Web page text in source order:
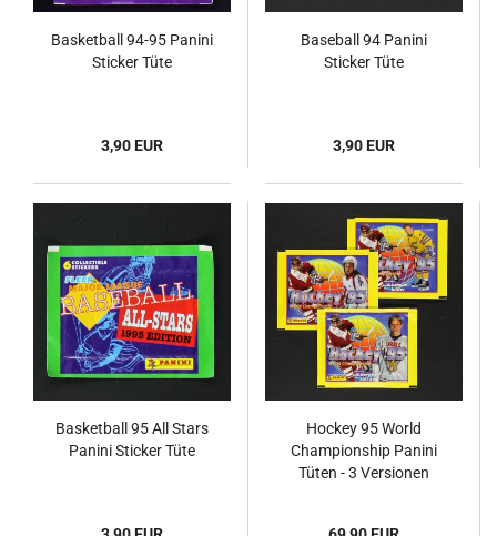
Basketball 94-95 Panini
Sticker Tüte
3,90 EUR
Baseball 94 Panini
Sticker Tüte
3,90 EUR
Basketball 95 All Stars
Panini Sticker Tüte
Hockey 95 World
Championship Panini
Tüten - 3 Versionen